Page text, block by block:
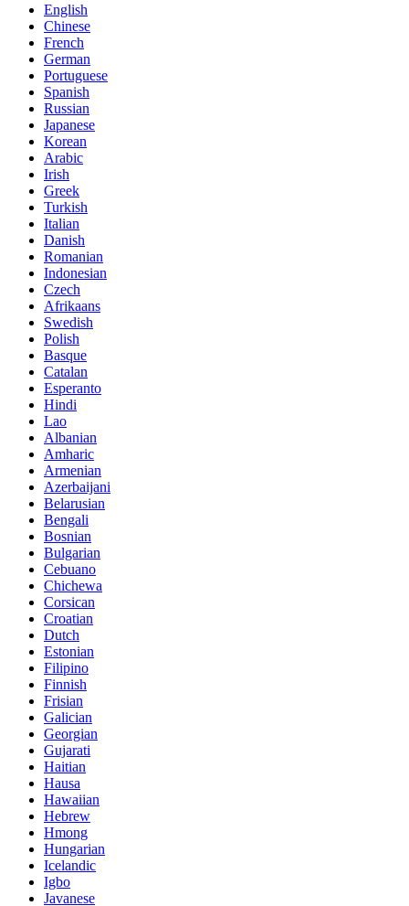
English
Chinese
French
German
Portuguese
Spanish
Russian
Japanese
Korean
Arabic
Irish
Greek
Turkish
Italian
Danish
Romanian
Indonesian
Czech
Afrikaans
Swedish
Polish
Basque
Catalan
Esperanto
Hindi
Lao
Albanian
Amharic
Armenian
Azerbaijani
Belarusian
Bengali
Bosnian
Bulgarian
Cebuano
Chichewa
Corsican
Croatian
Dutch
Estonian
Filipino
Finnish
Frisian
Galician
Georgian
Gujarati
Haitian
Hausa
Hawaiian
Hebrew
Hmong
Hungarian
Icelandic
Igbo
Javanese